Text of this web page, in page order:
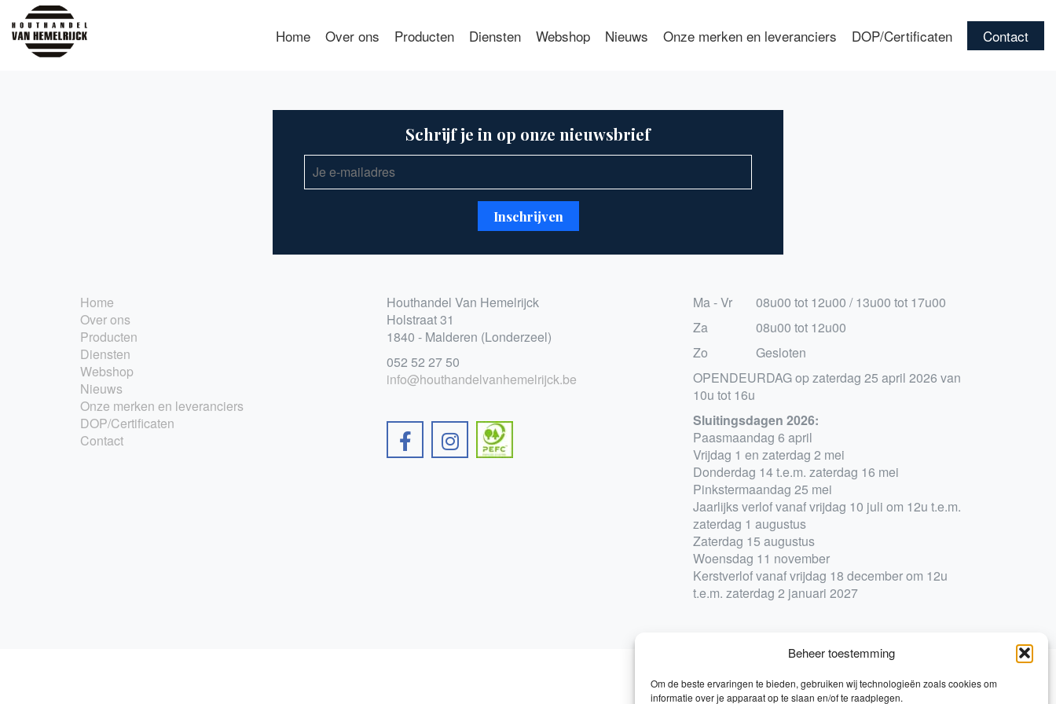
Beheer toestemming
Om de beste ervaringen te bieden, gebruiken wij technologieën zoals cookies om
informatie over je apparaat op te slaan en/of te raadplegen.
Home Over ons Producten Diensten Webshop Nieuws Onze merken en leveranciers DOP/Certificaten Contact
Schrijf je in op onze nieuwsbrief
Home
Over ons
Producten
Diensten
Webshop
Nieuws
Onze merken en leveranciers
DOP/Certificaten
Contact
Houthandel Van Hemelrijck
Holstraat 31
1840 - Malderen (Londerzeel)
052 52 27 50
info@houthandelvanhemelrijck.be
Ma - Vr
08u00 tot 12u00 / 13u00 tot 17u00
Za
08u00 tot 12u00
Zo
Gesloten
OPENDEURDAG op zaterdag 25 april 2026 van
10u tot 16u
Sluitingsdagen 2026:
Paasmaandag 6 april
Vrijdag 1 en zaterdag 2 mei
Donderdag 14 t.e.m. zaterdag 16 mei
Pinkstermaandag 25 mei
Jaarlijks verlof vanaf vrijdag 10 juli om 12u t.e.m.
zaterdag 1 augustus
Zaterdag 15 augustus
Woensdag 11 november
Kerstverlof vanaf vrijdag 18 december om 12u
t.e.m. zaterdag 2 januari 2027
0